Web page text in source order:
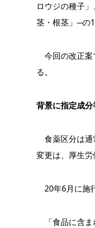
ロウジの種子
茎・根茎」─の
今回の改正案
る。
背景に指定成
食薬区分は通
変更は、厚生
20年6月に施
「食品に含ま